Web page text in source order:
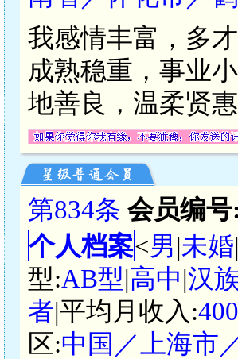
我感情丰富，多
成熟稳重，事业
地善良，温柔贤
第834条 会员编号:
个人档案<男|未婚|
型:AB型|高中|汉
者|平均月收入:
区:中国／上海市